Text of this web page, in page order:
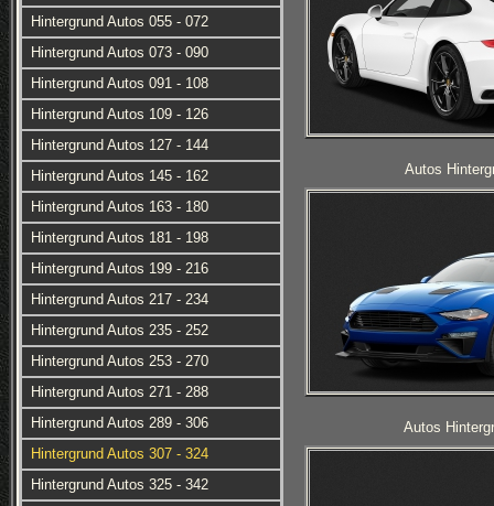
Hintergrund Autos 055 - 072
Hintergrund Autos 073 - 090
Hintergrund Autos 091 - 108
Hintergrund Autos 109 - 126
Hintergrund Autos 127 - 144
Hintergrund Autos 145 - 162
Hintergrund Autos 163 - 180
Hintergrund Autos 181 - 198
Hintergrund Autos 199 - 216
Hintergrund Autos 217 - 234
Hintergrund Autos 235 - 252
Hintergrund Autos 253 - 270
Hintergrund Autos 271 - 288
Hintergrund Autos 289 - 306
Hintergrund Autos 307 - 324
Hintergrund Autos 325 - 342
Autos
Autos